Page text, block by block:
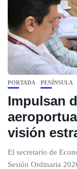
PORTADA PENÍNSULA
Impulsan
visión
El secretario de
Sesión Ordinaria